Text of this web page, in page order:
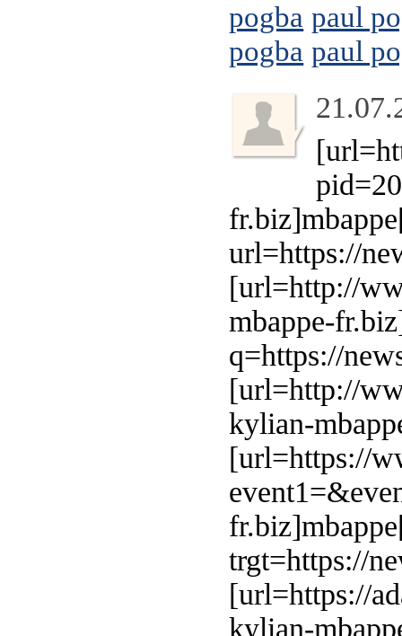
pogba paul
pogba paul
url=https://
[url=http://
mbappe-
q=https://
[url=http://
kylian-
[url=https://
trgt=https://
[url=https://
kylian-